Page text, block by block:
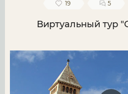
19 5
Виртуальный тур